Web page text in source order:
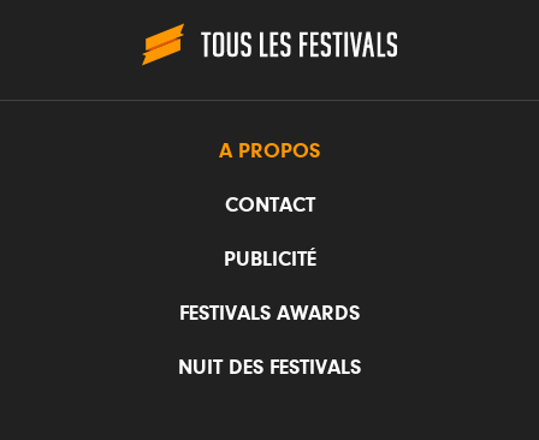
A PROPOS
CONTACT
PUBLICITÉ
FESTIVALS AWARDS
NUIT DES FESTIVALS